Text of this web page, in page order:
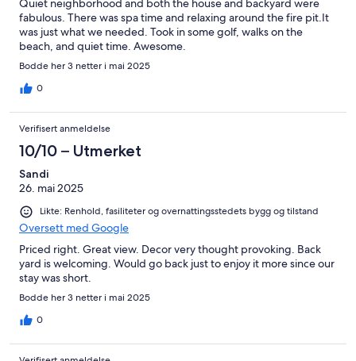
Quiet neighborhood and both the house and backyard were
fabulous. There was spa time and relaxing around the fire pit.It
was just what we needed. Took in some golf, walks on the
beach, and quiet time. Awesome.
Bodde her 3 netter i mai 2025
0
Verifisert anmeldelse
10/10 – Utmerket
Sandi
26. mai 2025
Likte: Renhold, fasiliteter og overnattingsstedets bygg og tilstand
Oversett med Google
Priced right. Great view. Decor very thought provoking. Back
yard is welcoming. Would go back just to enjoy it more since our
stay was short.
Bodde her 3 netter i mai 2025
0